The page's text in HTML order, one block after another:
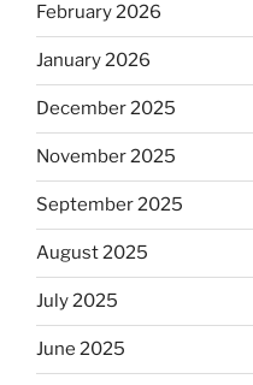
February 2026
January 2026
December 2025
November 2025
September 2025
August 2025
July 2025
June 2025